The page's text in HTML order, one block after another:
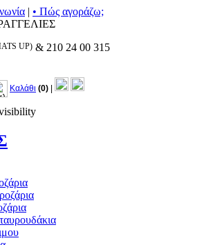
| • Πώς αγοράζω;
UP) & 210 24 00 315
Καλάθι (0)